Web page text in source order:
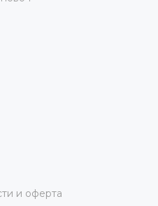
и оферта